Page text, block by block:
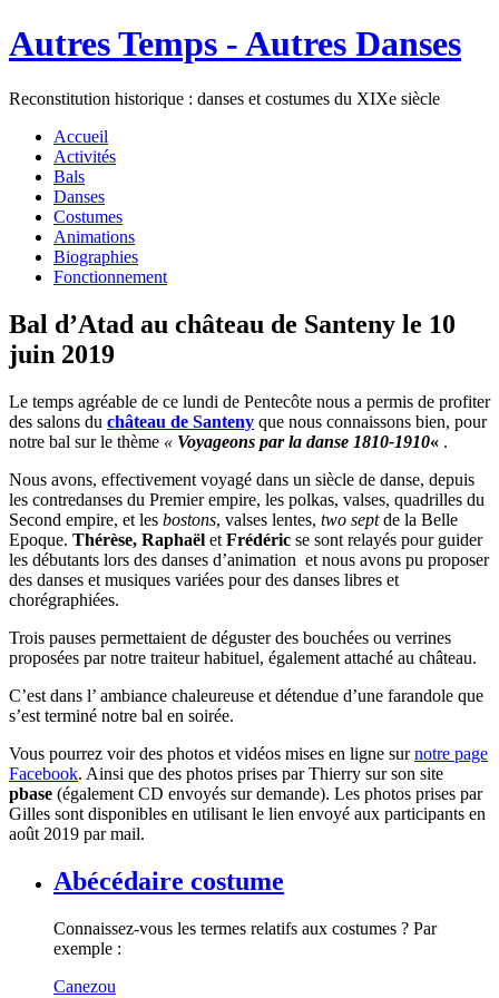
Autres Temps - Autres Danses
Reconstitution historique : danses et costumes du XIXe siècle
Accueil
Activités
Bals
Danses
Costumes
Animations
Biographies
Fonctionnement
Bal d’Atad au château de Santeny le 10
juin 2019
Le temps agréable de ce lundi de Pentecôte nous a permis de profiter
des salons du château de Santeny que nous connaissons bien, pour
notre bal sur le thème « Voyageons par la danse 1810-1910« .
Nous avons, effectivement voyagé dans un siècle de danse, depuis
les contredanses du Premier empire, les polkas, valses, quadrilles du
Second empire, et les bostons, valses lentes, two septde la Belle
Epoque. Thérèse, Raphaël et Frédéric se sont relayés pour guider
les débutants lors des danses d’animation et nous avons pu proposer
des danses et musiques variées pour des danses libres et
chorégraphiées.
Trois pauses permettaient de déguster des bouchées ou verrines
proposées par notre traiteur habituel, également attaché au château.
C’est dans l’ ambiance chaleureuse et détendue d’une farandole que
s’est terminé notre bal en soirée.
Vous pourrez voir des photos et vidéos mises en ligne surnotre page
Facebook. Ainsi que des photos prises par Thierry sur son site
pbase (également CD envoyés sur demande). Les photos prises par
Gilles sont disponibles en utilisant le lien envoyé aux participants en
août 2019 par mail.
Abécédaire costume
Connaissez-vous les termes relatifs aux costumes ? Par
exemple :
Canezou